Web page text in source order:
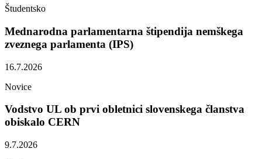
Študentsko
Mednarodna parlamentarna štipendija nemškega
zveznega parlamenta (IPS)
16.7.2026
Novice
Vodstvo UL ob prvi obletnici slovenskega članstva
obiskalo CERN
9.7.2026